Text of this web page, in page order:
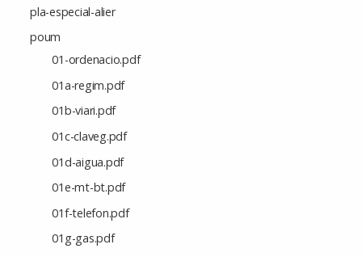
pla-especial-alier
poum
01-ordenacio.pdf
01a-regim.pdf
01b-viari.pdf
01c-claveg.pdf
01d-aigua.pdf
01e-mt-bt.pdf
01f-telefon.pdf
01g-gas.pdf